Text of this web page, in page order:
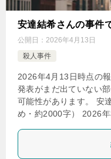
安達結希さんの事件
公開日： 2026年4月13日
殺人事件
2026年4月13日時点の
発表がまだ出ていない
可能性があります。 安
め・約2000字） 2026